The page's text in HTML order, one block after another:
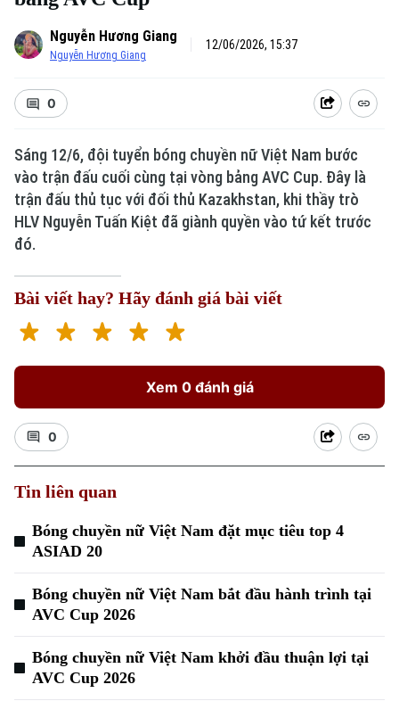
Xu hướng
Nguyễn Hương Giang
Nguyễn Hương Giang
12/06/2026, 15:37
0
Sáng 12/6, đội tuyển bóng chuyền nữ Việt Nam bước
vào trận đấu cuối cùng tại vòng bảng AVC Cup. Đây là
trận đấu thủ tục với đối thủ Kazakhstan, khi thầy trò
HLV Nguyễn Tuấn Kiệt đã giành quyền vào tứ kết trước
đó.
Bài viết hay? Hãy đánh giá bài viết
Xem 0 đánh giá
0
Tin liên quan
Bóng chuyền nữ Việt Nam đặt mục tiêu top 4
ASIAD 20
Bóng chuyền nữ Việt Nam bắt đầu hành trình tại
AVC Cup 2026
Bóng chuyền nữ Việt Nam khởi đầu thuận lợi tại
AVC Cup 2026